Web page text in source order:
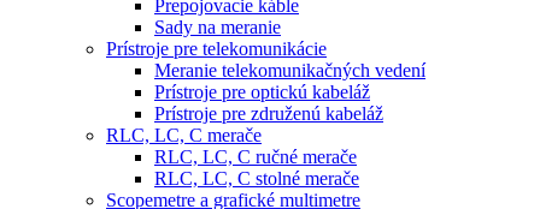
Prepojovacie káble
Sady na meranie
Prístroje pre telekomunikácie
Meranie telekomunikačných vedení
Prístroje pre optickú kabeláž
Prístroje pre združenú kabeláž
RLC, LC, C merače
RLC, LC, C ručné merače
RLC, LC, C stolné merače
Scopemetre a grafické multimetre